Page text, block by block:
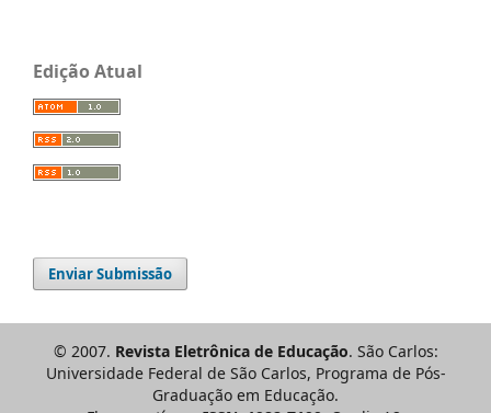
Edição Atual
Enviar Submissão
© 2007. Revista Eletrônica de Educação. São Carlos:
Universidade Federal de São Carlos, Programa de Pós-
Graduação em Educação.